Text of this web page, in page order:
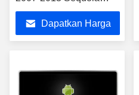
XK60 2008 - 2017 Mobil
Multimedia Stereo
Dapatkan Harga